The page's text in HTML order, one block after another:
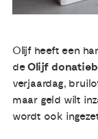
Olijf heeft een
deOlijf
verjaardag,
maar geld wilt
wordt ook